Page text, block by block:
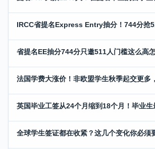
IRCC省提名Express Entry抽分！744分抢
省提名EE抽分744分只邀511人门槛这么高
法国学费大涨价！非欧盟学生秋季起交更多
英国毕业工签从24个月缩到18个月！毕业
全球学生签证都在收紧？这几个变化你必须